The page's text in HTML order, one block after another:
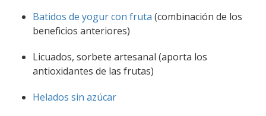
Batidos de yogur con fruta (combinación de los
beneficios anteriores)
Licuados, sorbete artesanal (aporta los
antioxidantes de las frutas)
Helados sin azúcar